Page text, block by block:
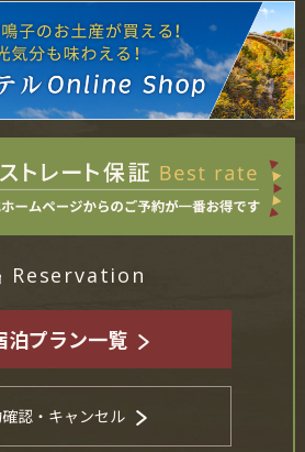
Reservation
泊プラン一覧
認・キャンセル